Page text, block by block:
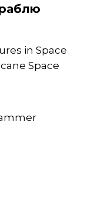
in Space
Space